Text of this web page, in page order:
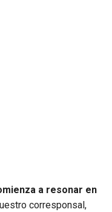
a resonar en
corresponsal,